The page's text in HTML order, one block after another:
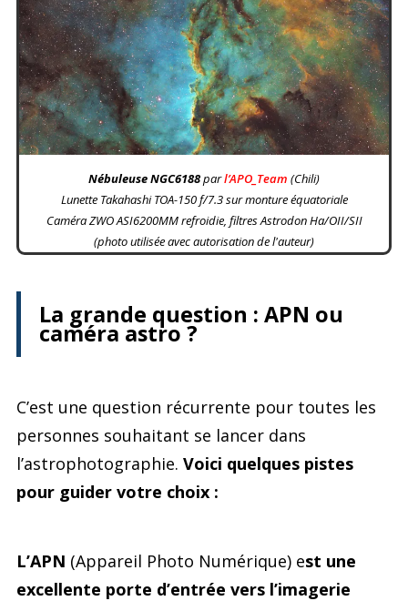
Nébuleuse NGC6188parl’APO_Team (Chili)
Lunette Takahashi TOA-150 f/7.3 sur monture équatoriale
Caméra ZWO ASI6200MM refroidie, filtres Astrodon Ha/OII/SII
(photo utilisée avec autorisation de l'auteur)
La grande question : APN ou
caméra astro ?
C’est une question récurrente pour toutes les
personnes souhaitant se lancer dans
l’astrophotographie. Voici quelques pistes
pour guider votre choix :
L’APN (Appareil Photo Numérique) est une
excellente porte d’entrée vers l’imagerie